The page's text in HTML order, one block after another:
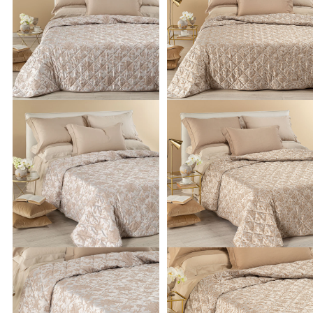
moderno e minimalista, la vastissima gamma di opzioni
disponibili nel nostro catalogo ti permette di individuare
sempre il design perfetto per i tuoi spazi. Dalle delicate e
raffinate stampe floreali ai motivi geometrici dal carattere
deciso, passando per eleganti e versatili tinte unite,
personalizzare l'atmosfera della tua zona notte diventa
un'esperienza semplice e gratificante. Per completare il look
del tuo letto con un tocco di classe aggiuntivo, ti suggeriamo di
esplorare anche la nostra esclusiva collezione di
d'arredo, gli alleati perfetti per creare piacevoli giochi di
e volume che attireranno ogni sguardo.
Misure perfette per
ogni tipologia di letto Sappiamo quanto sia fondamentale
che labiancheria da lettovesta i tuoi spazi in modo preciso e
sartoriale. Proprio per questo motivo, proponiamo soluzioni
versatili, studiate per adattarsi perfettamente a ogni specifica
esigenza. Se stai cercando untrapuntino matrimonialeper la
tua camera padronale, troverai dimensioni generose e ben
calibrate che ricadono elegantemente sui bordi del materasso.
Non mancano, ovviamente, le opzioni dedicate ai più piccoli o
alle accoglienti stanze degli ospiti, con coloratissimi e pratici
copriletti singoli e comode varianti pensate per il letto a una
piazza e mezza. La massima attenzione alle proporzioni ti
garantisce in ogni momento un letto in perfetto ordine e